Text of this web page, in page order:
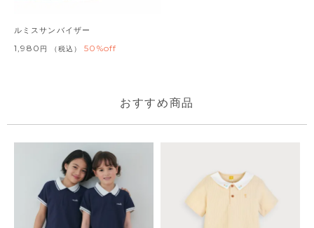
ルミスサンバイザー
1,980 税込 50%off
おすすめ商品